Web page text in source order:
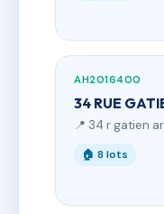
AH2016400
34 RUE
📍 34 r gatien
🏠 8 lots